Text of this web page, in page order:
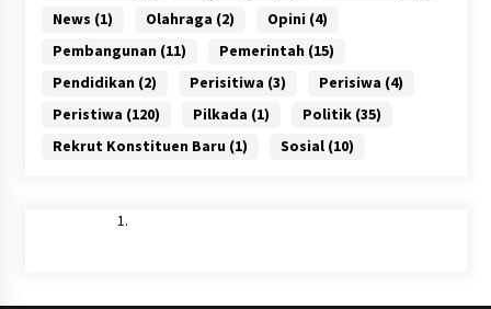
News (1) Olahraga (2) Opini (4)
Pembangunan (11) Pemerintah (15)
Pendidikan (2) Perisitiwa (3) Perisiwa (4)
Peristiwa (120) Pilkada (1) Politik(35)
Rekrut Konstituen Baru (1) Sosial(10)